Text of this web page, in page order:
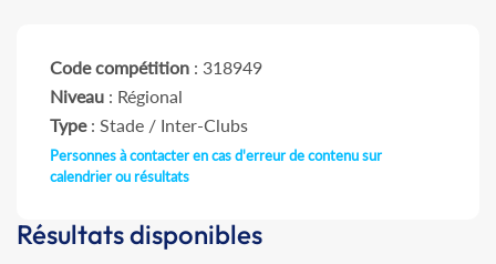
Code compétition : 318949
Niveau : Régional
Type: Stade / Inter-Clubs
Personnes à contacter en cas d'erreur de contenu sur
calendrier ou résultats
Résultats disponibles